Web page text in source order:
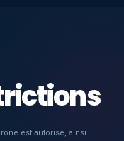
est autorisé, ainsi